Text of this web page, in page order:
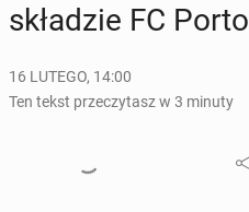
skła­dzie FC Porto
16 LUTEGO, 14:00
Ten tekst przeczytasz w 3 minuty